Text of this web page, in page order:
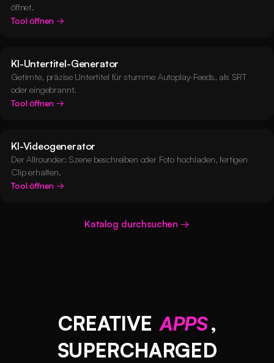
öffnet.
Tool öffnen
KI-Untertitel-Generator
Getimte, präzise Untertitel für stumme Autoplay-Feeds, als SRT
oder eingebrannt.
Tool öffnen
KI-Videogenerator
Der Allrounder: Szene beschreiben oder Foto hochladen, fertigen
Clip erhalten.
Tool öffnen
Katalog durchsuchen
CREATIVE APPS,
SUPERCHARGED